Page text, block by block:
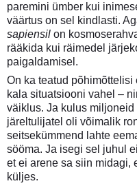
paremini ümber kui
väärtus on sel kindlasti.
sapiensil on
rääkida kui räimedel
paigaldamisel.
On ka teatud
kala situatsiooni vahel –
väiklus. Ja kulus
järeltulijatel oli võimalik
seitsekümmend lahte
sööma. Ja isegi sel juhul
et ei arene sa siin midagi,
küljes.